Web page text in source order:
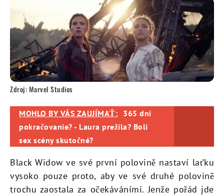
Zdroj: Marvel Studios
MOHLO BY VÁS ZAUJÍMAŤ: 365 dní
pokračovanie? - Laura prežila? Boli
sex scény skutočné?
Black Widow ve své první polovině nastaví laťku
vysoko pouze proto, aby ve své druhé polovině
trochu zaostala za očekáváními. Jenže pořád jde